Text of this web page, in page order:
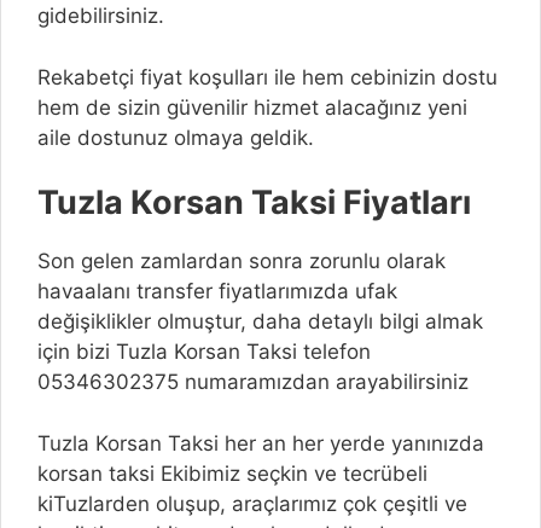
gidebilirsiniz.
Rekabetçi fiyat koşulları ile hem cebinizin dostu
hem de sizin güvenilir hizmet alacağınız yeni
aile dostunuz olmaya geldik.
Tuzla Korsan Taksi Fiyatları
Son gelen zamlardan sonra zorunlu olarak
havaalanı transfer fiyatlarımızda ufak
değişiklikler olmuştur, daha detaylı bilgi almak
için bizi Tuzla Korsan Taksi telefon
05346302375 numaramızdan arayabilirsiniz
Tuzla Korsan Taksi her an her yerde yanınızda
korsan taksi Ekibimiz seçkin ve tecrübeli
kiTuzlarden oluşup, araçlarımız çok çeşitli ve